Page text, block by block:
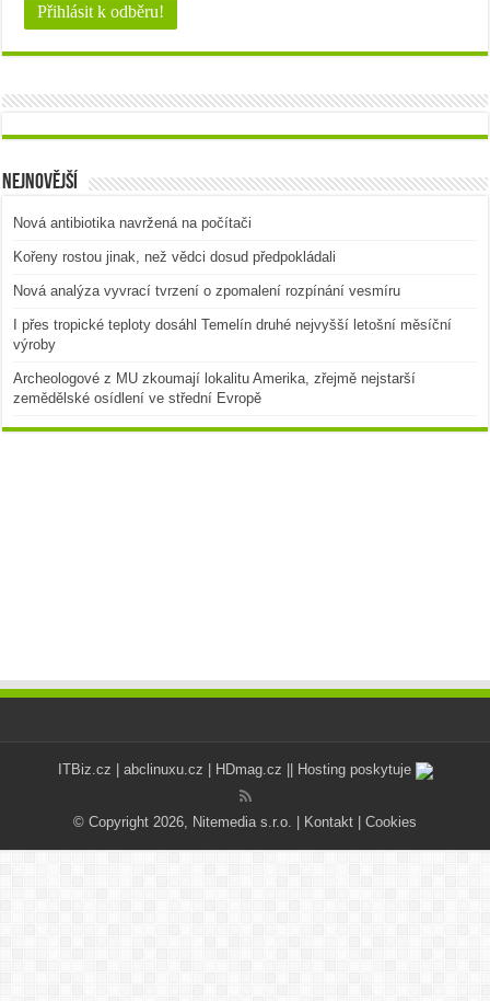
Nejnovější
Nová antibiotika navržená na počítači
Kořeny rostou jinak, než vědci dosud předpokládali
Nová analýza vyvrací tvrzení o zpomalení rozpínání vesmíru
I přes tropické teploty dosáhl Temelín druhé nejvyšší letošní měsíční
výroby
Archeologové z MU zkoumají lokalitu Amerika, zřejmě nejstarší
zemědělské osídlení ve střední Evropě
ITBiz.cz abclinuxu.cz HDmag.cz || Hosting poskytuje
© Copyright 2026, Nitemedia s.r.o. | Kontakt Cookies